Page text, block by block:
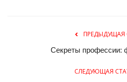
ПРЕДЫДУЩАЯ
Секреты профессии:
СЛЕДУЮЩАЯ